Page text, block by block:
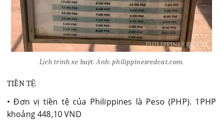
Lịch trình xe buýt. Ảnh: philippinesredcat.com.
TIỀN TỆ
• Đơn vị tiền tệ của Philippines là Peso (PHP). 1PHP
khoảng 448,10 VND